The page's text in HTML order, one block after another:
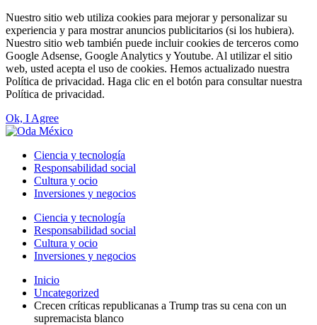
Nuestro sitio web utiliza cookies para mejorar y personalizar su
experiencia y para mostrar anuncios publicitarios (si los hubiera).
Nuestro sitio web también puede incluir cookies de terceros como
Google Adsense, Google Analytics y Youtube. Al utilizar el sitio
web, usted acepta el uso de cookies. Hemos actualizado nuestra
Política de privacidad. Haga clic en el botón para consultar nuestra
Política de privacidad.
Ok, I Agree
Ciencia y tecnología
Responsabilidad social
Cultura y ocio
Inversiones y negocios
Ciencia y tecnología
Responsabilidad social
Cultura y ocio
Inversiones y negocios
Inicio
Uncategorized
Crecen críticas republicanas a Trump tras su cena con un
supremacista blanco